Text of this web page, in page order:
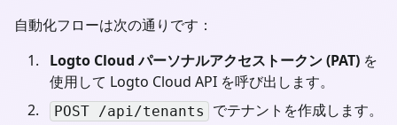
自動化フローは次の通りです：
Logto Cloud パーソナルアクセストークン (PAT) を
使用して Logto Cloud API を呼び出します。
POST /api/tenants
でテナントを作成します。